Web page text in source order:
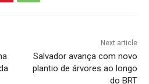
Next article
Salvador avança com novo
plantio de árvores ao longo
do BRT